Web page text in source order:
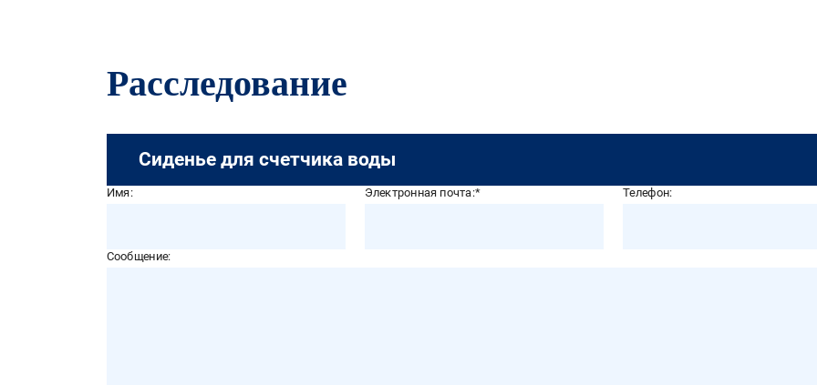
Расследование
Сиденье для счетчика воды
Имя: Электронная почта: Телефон:
Сообщение: